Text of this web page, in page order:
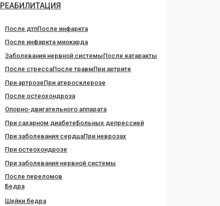
РЕАБИЛИТАЦИЯ
После дтпПосле инфаркта
После инфаркта миокарда
Заболевания нервной системыПосле катаракты
После стрессаПосле травмПри артрите
При артрозеПри атеросклерозе
После остеохондроза
Опорно-двигательного аппарата
При сахарном диабетеБольных депрессией
При заболевания сердцаПри неврозах
При остеохондрозе
При заболевания нервной системы
После переломов
Бедра
Шейки бедра